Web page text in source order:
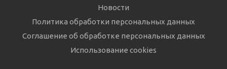
Новости
Политика обработки персональных данных
Соглашение об обработке персональных данных
Использование cookies